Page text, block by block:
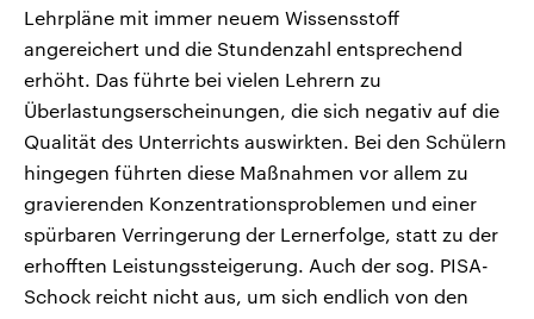
Lehrpläne mit immer neuem Wissensstoff
angereichert und die Stundenzahl entsprechend
erhöht. Das führte bei vielen Lehrern zu
Überlastungserscheinungen, die sich negativ auf die
Qualität des Unterrichts auswirkten. Bei den Schülern
hingegen führten diese Maßnahmen vor allem zu
gravierenden Konzentrationsproblemen und einer
spürbaren Verringerung der Lernerfolge, statt zu der
erhofften Leistungssteigerung. Auch der sog. PISA-
Schock reicht nicht aus, um sich endlich von den